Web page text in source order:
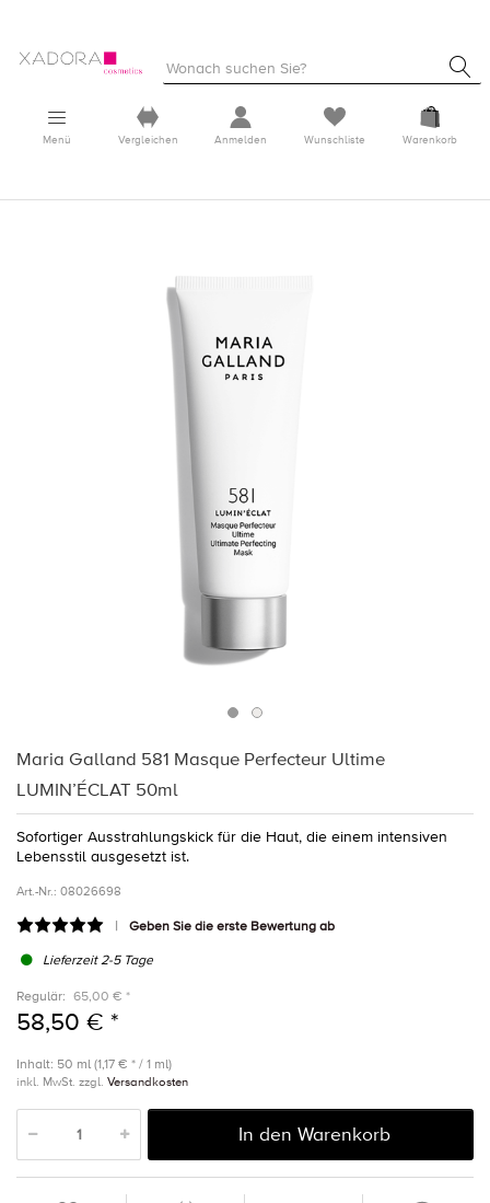
Menü Vergleichen Anmelden Wunschliste Warenkorb
Maria Galland 581 Masque Perfecteur Ultime
LUMIN’ÉCLAT 50ml
Sofortiger Ausstrahlungskick für die Haut, die einem intensiven
Lebensstil ausgesetzt ist.
Art.-Nr.: 08026698
Geben Sie die erste Bewertung ab
Lieferzeit 2-5 Tage
Regulär: 65,00 € *
58,50 € *
Inhalt: 50 ml (1,17 € * / 1 ml)
inkl. MwSt. zzgl. Versandkosten
In den Warenkorb